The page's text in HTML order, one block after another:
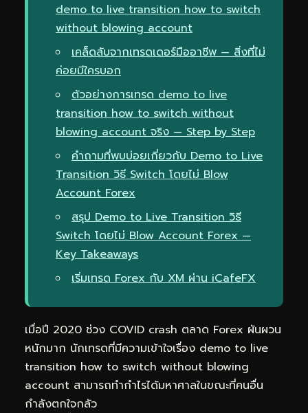
demo to live transition how to switch
without blowing account
เคล็ดลับจากเทรดเดอร์มืออาชีพ — สิ่งที่ไม่
ค่อยมีใครบอก
ตัวอย่างการเทรด demo to live
transition how to switch without
blowing account จริง — Step by Step
คำถามที่พบบ่อยเกี่ยวกับ Demo to Live
Transition วิธี Switch โดยไม่ Blow
Account Forex
สรุป Demo to Live Transition วิธี
Switch โดยไม่ Blow Account Forex —
Key Takeaways
เริ่มเทรด Forex กับ XM ผ่าน iCafeFX
เมื่อปี 2020 ช่วง COVID crash ตลาด Forex ผันผวน
หนักมาก นักเทรดที่มีความเข้าใจเรื่อง demo to live
transition how to switch without blowing
account สามารถทำกำไรได้มหาศาลในขณะที่คนอื่น
กำลังตกใจกลัว